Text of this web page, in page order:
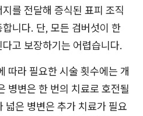
를 전달해 증식된 표피 조직
니다. 단, 모든 검버섯이 한
고 보장하기는 어렵습니다.
따라 필요한 시술 횟수에는 개
병변은 한 번의 치료로 호전될
넓은 병변은 추가 치료가 필요